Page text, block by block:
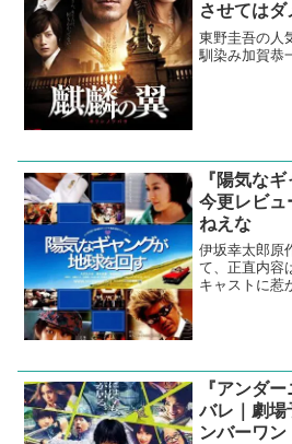
させてはダ
東野圭吾の人
馴染み加賀恭
『陽気な
今更レビュ
ねえな
伊坂幸太郎原
て、正直内容
キャストに惹
『アンダ
バレ｜劇場
ンバーワン